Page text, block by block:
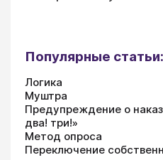
Популярные статьи:
Логика
Муштра
Предупреждение о
два! три!»
Метод опроса
Переключение